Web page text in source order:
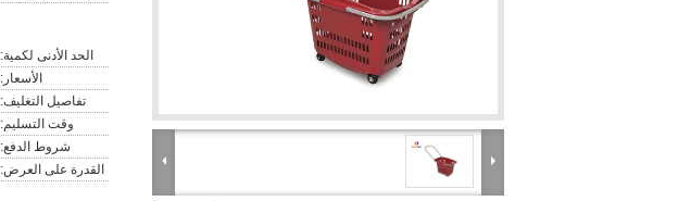
الحد الأدنى لكمية:
الأسعار:
تفاصيل التغليف:
وقت التسليم:
شروط الدفع:
القدرة على العرض: